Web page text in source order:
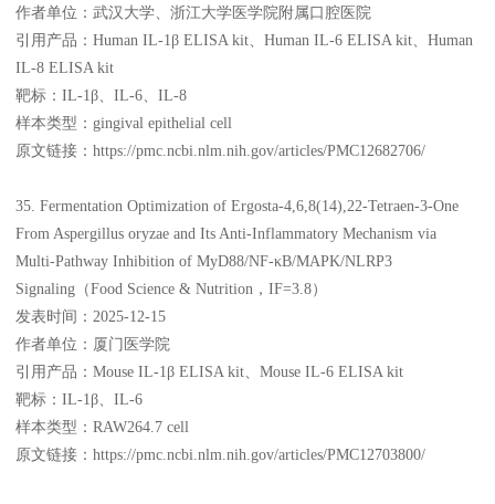
作者单位：武汉大学、浙江大学医学院附属口腔医院
引用产品：Human IL-1β ELISA kit、Human IL-6 ELISA kit、Human
IL-8 ELISA kit
靶标：IL-1β、IL-6、IL-8
样本类型：gingival epithelial cell
原文链接：https://pmc.ncbi.nlm.nih.gov/articles/PMC12682706/
35. Fermentation Optimization of Ergosta‐4,6,8(14),22‐Tetraen‐3‐One
From Aspergillus oryzae and Its Anti‐Inflammatory Mechanism via
Multi‐Pathway Inhibition of MyD88/NF‐κB/MAPK/NLRP3
Signaling（Food Science & Nutrition，IF=3.8）
发表时间：2025-12-15
作者单位：厦门医学院
引用产品：Mouse IL-1β ELISA kit、Mouse IL-6 ELISA kit
靶标：IL-1β、IL-6
样本类型：RAW264.7 cell
原文链接：https://pmc.ncbi.nlm.nih.gov/articles/PMC12703800/